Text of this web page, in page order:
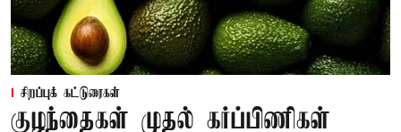
சிறப்புக் கட்டுரைகள்
குழந்தைகள் முதல் கர்ப்பிணிகள்